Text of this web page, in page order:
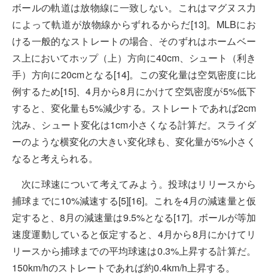
ボールの軌道は放物線に一致しない。これはマグヌス力
によって軌道が放物線からずれるからだ[13]。MLBにお
ける一般的なストレートの場合、そのずれはホームベー
ス上においてホップ（上）方向に40cm、シュート（利き
手）方向に20cmとなる[14]。この変化量は空気密度に比
例するため[15]、4月から8月にかけて空気密度が5%低下
すると、変化量も5%減少する。ストレートであれば2cm
沈み、シュート変化は1cm小さくなる計算だ。スライダ
ーのような横変化の大きい変化球も、変化量が5%小さく
なると考えられる。
次に球速について考えてみよう。投球はリリースから
捕球までに10%減速する[5][16]。これを4月の減速量と仮
定すると、8月の減速量は9.5%となる[17]。ボールが等加
速度運動していると仮定すると、4月から8月にかけてリ
リースから捕球までの平均球速は0.3%上昇する計算だ。
150km/hのストレートであれば約0.4km/h上昇する。